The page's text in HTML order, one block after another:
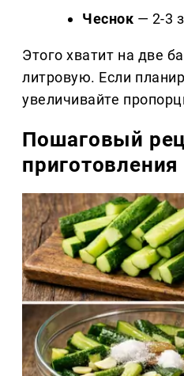
Чеснок — 2-3
Этого хватит на две
литровую. Если
увеличивайте
Пошаговый
приготовления